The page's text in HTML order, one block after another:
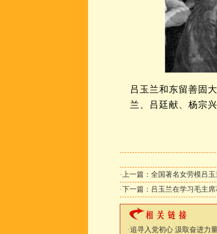
吕玉兰和东留善固
兰、吕廷献、杨宗
·上一篇： 全国著名女劳模吕
·下一篇： 吕玉兰在学习毛主
·追寻入党初心 汲取奋进力